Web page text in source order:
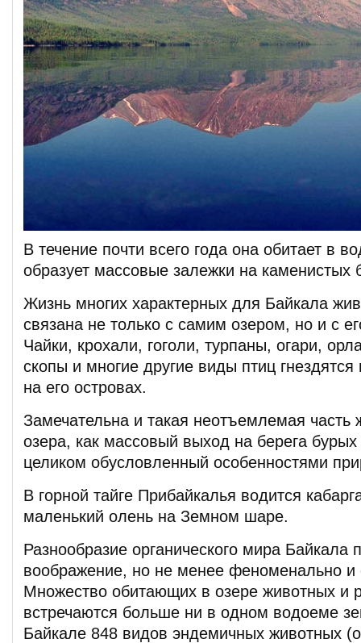
В течение почти всего года она обитает в
образует массовые залежки на каменистых
Жизнь многих характерных для Байкала
связана не только с самим озером, но и с
Чайки, крохали, гоголи, турпаны, огари,
скопы и многие другие виды птиц гнездятся
на его островах.
Замечательна и такая неотъемлемая часть
озера, как массовый выход на берега
целиком обусловленный особенностями
В горной тайге Прибайкалья водится
маленький олень на Земном шаре.
Разнообразие органического мира Байкала
воображение, но не менее феноменально и
Множество обитающих в озере животных и
встречаются больше ни в одном водоеме
Байкале 848 видов эндемичных животных